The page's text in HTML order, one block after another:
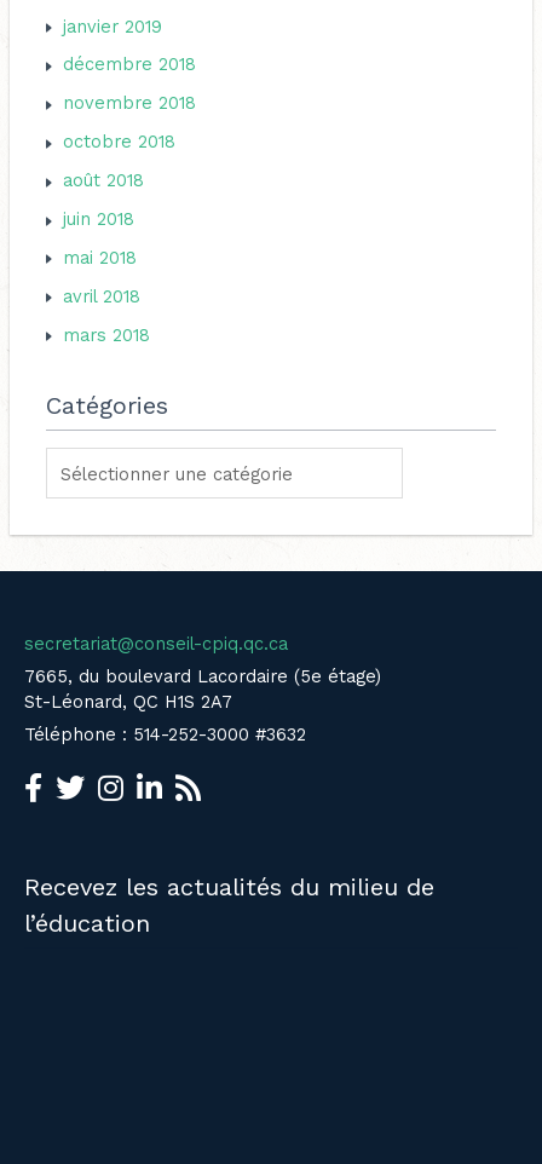
janvier 2019
décembre 2018
novembre 2018
octobre 2018
août 2018
juin 2018
mai 2018
avril 2018
mars 2018
Catégories
secretariat@conseil-cpiq.qc.ca
7665, du boulevard Lacordaire (5e étage)
St-Léonard, QC H1S 2A7
Téléphone : 514-252-3000 #3632
Recevez les actualités du milieu de
l’éducation